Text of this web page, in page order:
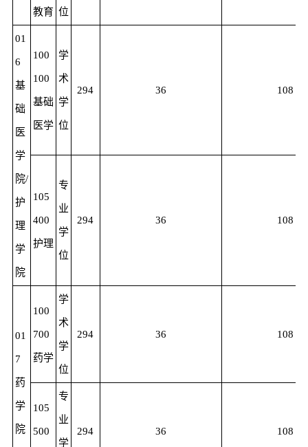
教育 位
01
6
基
础
医
学
院/
护
理
学
院
100
100
基础
医学
学
术
学
位
294 36 108
105
400
护理
专
业
学
位
294 36 108
01
7
药
学
院
100
700
药学
学
术
学
位
294 36 108
105
500
专
业
学
294 36 108